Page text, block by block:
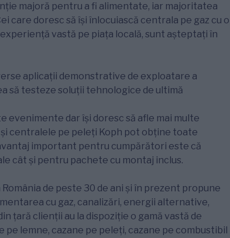
majoră pentru a fi alimentate, iar majoritatea
care doresc să își înlocuiască centrala pe gaz cu o
vastă pe piața locală, sunt așteptați în
aplicații demonstrative de exploatare a
să testeze soluții tehnologice de ultimă
evenimente dar își doresc să afle mai multe
centralele pe peleți Koph pot obține toate
important pentru cumpărători este că
cât și pentru pachete cu montaj inclus.
de peste 30 de ani și în prezent propune
cu gaz, canalizări, energii alternative,
țară clienții au la dispoziție o gamă vastă de
lemne, cazane pe peleți, cazane pe combustibil